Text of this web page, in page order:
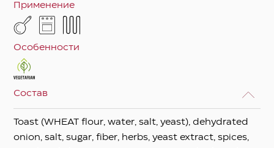
Применение
Особенности
Состав
Toast (WHEAT flour, water, salt, yeast), dehydrated
onion, salt, sugar, fiber, herbs, yeast extract, spices,